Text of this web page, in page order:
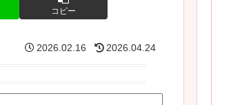
コピー
2026.02.16 2026.04.24